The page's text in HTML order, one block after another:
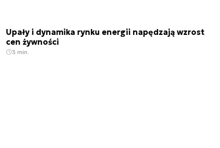
Upały i dynamika rynku energii napędzają wzrost
cen żywności
3 min.